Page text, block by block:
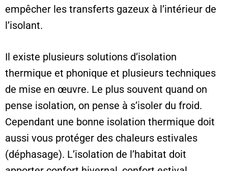
empêcher les transferts gazeux à l’intérieur de
l’isolant.
Il existe plusieurs solutions d’isolation
thermique et phonique et plusieurs techniques
de mise en œuvre. Le plus souvent quand on
pense isolation, on pense à s’isoler du froid.
Cependant une bonne isolation thermique doit
aussi vous protéger des chaleurs estivales
(déphasage). L’isolation de l’habitat doit